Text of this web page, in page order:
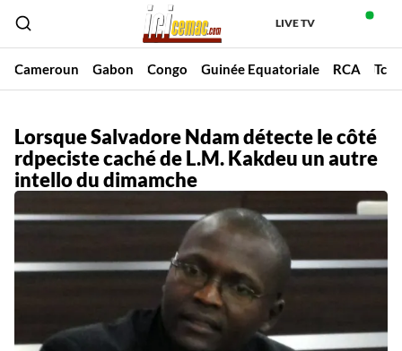
LIVE TV
Cameroun Gabon Congo Guinée Equatoriale RCA
Lorsque Salvadore Ndam détecte le côté
rdpeciste caché de L.M. Kakdeu un autre
intello du dimamche